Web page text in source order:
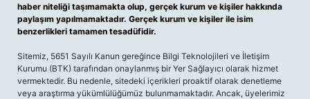
haber niteliği taşımamakta olup, gerçek kurum ve kişiler hakkında
paylaşım yapılmamaktadır. Gerçek kurum ve kişiler ile isim
benzerlikleri tamamen tesadüfidir.
Sitemiz, 5651 Sayılı Kanun gereğince Bilgi Teknolojileri ve İletişim
Kurumu (BTK) tarafından onaylanmış bir Yer Sağlayıcı olarak hizmet
vermektedir. Bu nedenle, sitedeki içerikleri proaktif olarak denetleme
veya araştırma yükümlülüğümüz bulunmamaktadır. Ancak, üyelerimiz